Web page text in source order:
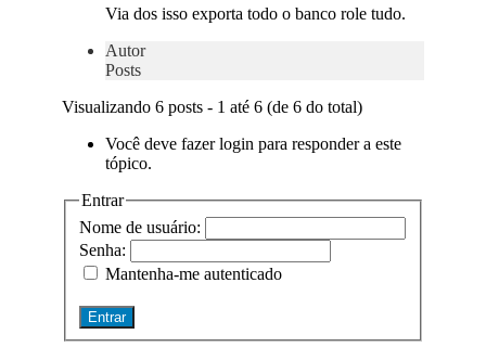
Via dos isso exporta todo o banco role tudo.
Autor
Posts
Visualizando 6 posts - 1 até 6 (de 6 do total)
Você deve fazer login para responder a este
tópico.
Entrar
Nome de usuário:
Senha:
Mantenha-me autenticado
Entrar